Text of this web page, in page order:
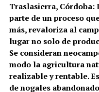
Traslasierra, Córdoba:
parte de un proceso
más, revaloriza al
lugar no solo de
Se consideran
modo la agricultura
realizable y rentable.
de nogales